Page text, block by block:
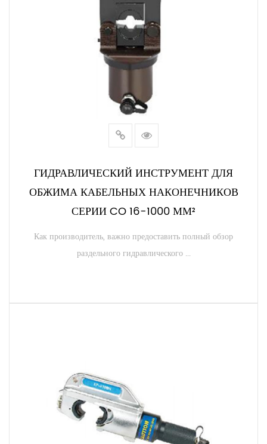
ГИДРАВЛИЧЕСКИЙ ИНСТРУМЕНТ ДЛЯ
ОБЖИМА КАБЕЛЬНЫХ НАКОНЕЧНИКОВ
СЕРИИ CO 16-1000 ММ²
Как производитель, важно предоставить полный обзор
раздельного гидравлического ...